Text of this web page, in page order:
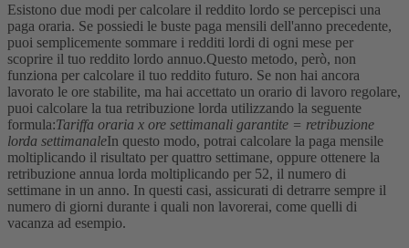
Esistono due modi per calcolare il reddito lordo se percepisci una
paga oraria. Se possiedi le buste paga mensili dell'anno precedente,
puoi semplicemente sommare i redditi lordi di ogni mese per
scoprire il tuo reddito lordo annuo.Questo metodo, però, non
funziona per calcolare il tuo reddito futuro. Se non hai ancora
lavorato le ore stabilite, ma hai accettato un orario di lavoro regolare,
puoi calcolare la tua retribuzione lorda utilizzando la seguente
formula:Tariffa oraria x ore settimanali garantite = retribuzione
lorda settimanaleIn questo modo, potrai calcolare la paga mensile
moltiplicando il risultato per quattro settimane, oppure ottenere la
retribuzione annua lorda moltiplicando per 52, il numero di
settimane in un anno. In questi casi, assicurati di detrarre sempre il
numero di giorni durante i quali non lavorerai, come quelli di
vacanza ad esempio.